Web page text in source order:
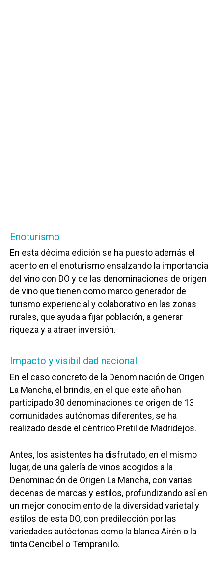
Enoturismo
En esta décima edición se ha puesto además el
acento en el enoturismo ensalzando la importancia
del vino con DO y de las denominaciones de origen
de vino que tienen como marco generador de
turismo experiencial y colaborativo en las zonas
rurales, que ayuda a fijar población, a generar
riqueza y a atraer inversión.
Impacto y visibilidad nacional
En el caso concreto de la Denominación de Origen
La Mancha, el brindis, en el que este año han
participado 30 denominaciones de origen de 13
comunidades autónomas diferentes, se ha
realizado desde el céntrico Pretil de Madridejos.
Antes, los asistentes ha disfrutado, en el mismo
lugar, de una galería de vinos acogidos a la
Denominación de Origen La Mancha, con varias
decenas de marcas y estilos, profundizando así en
un mejor conocimiento de la diversidad varietal y
estilos de esta DO, con predilección por las
variedades autóctonas como la blanca Airén o la
tinta Cencibel o Tempranillo.